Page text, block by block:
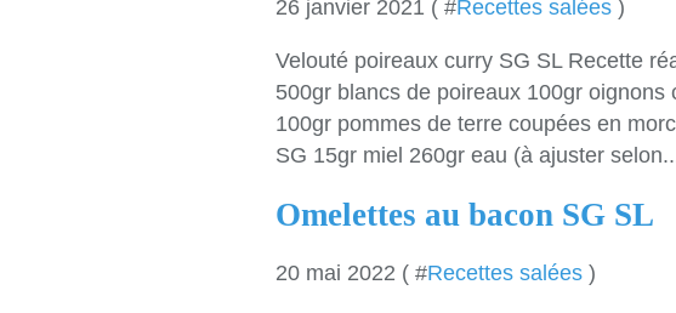
26 janvier 2021 ( #Recettes salées )
Velouté poireaux curry SG SL Recette
500gr blancs de poireaux 100gr
100gr pommes de terre coupées en
SG 15gr miel 260gr eau (à ajuster
Omelettes au bacon SG SL
20 mai 2022 ( #Recettes salées )